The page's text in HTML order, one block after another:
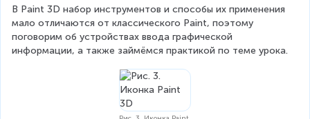
В Paint 3D набор инструментов и способы их применения
мало отличаются от классического Paint, поэтому
поговорим об устройствах ввода графической
информации, а также займёмся практикой по теме урока.